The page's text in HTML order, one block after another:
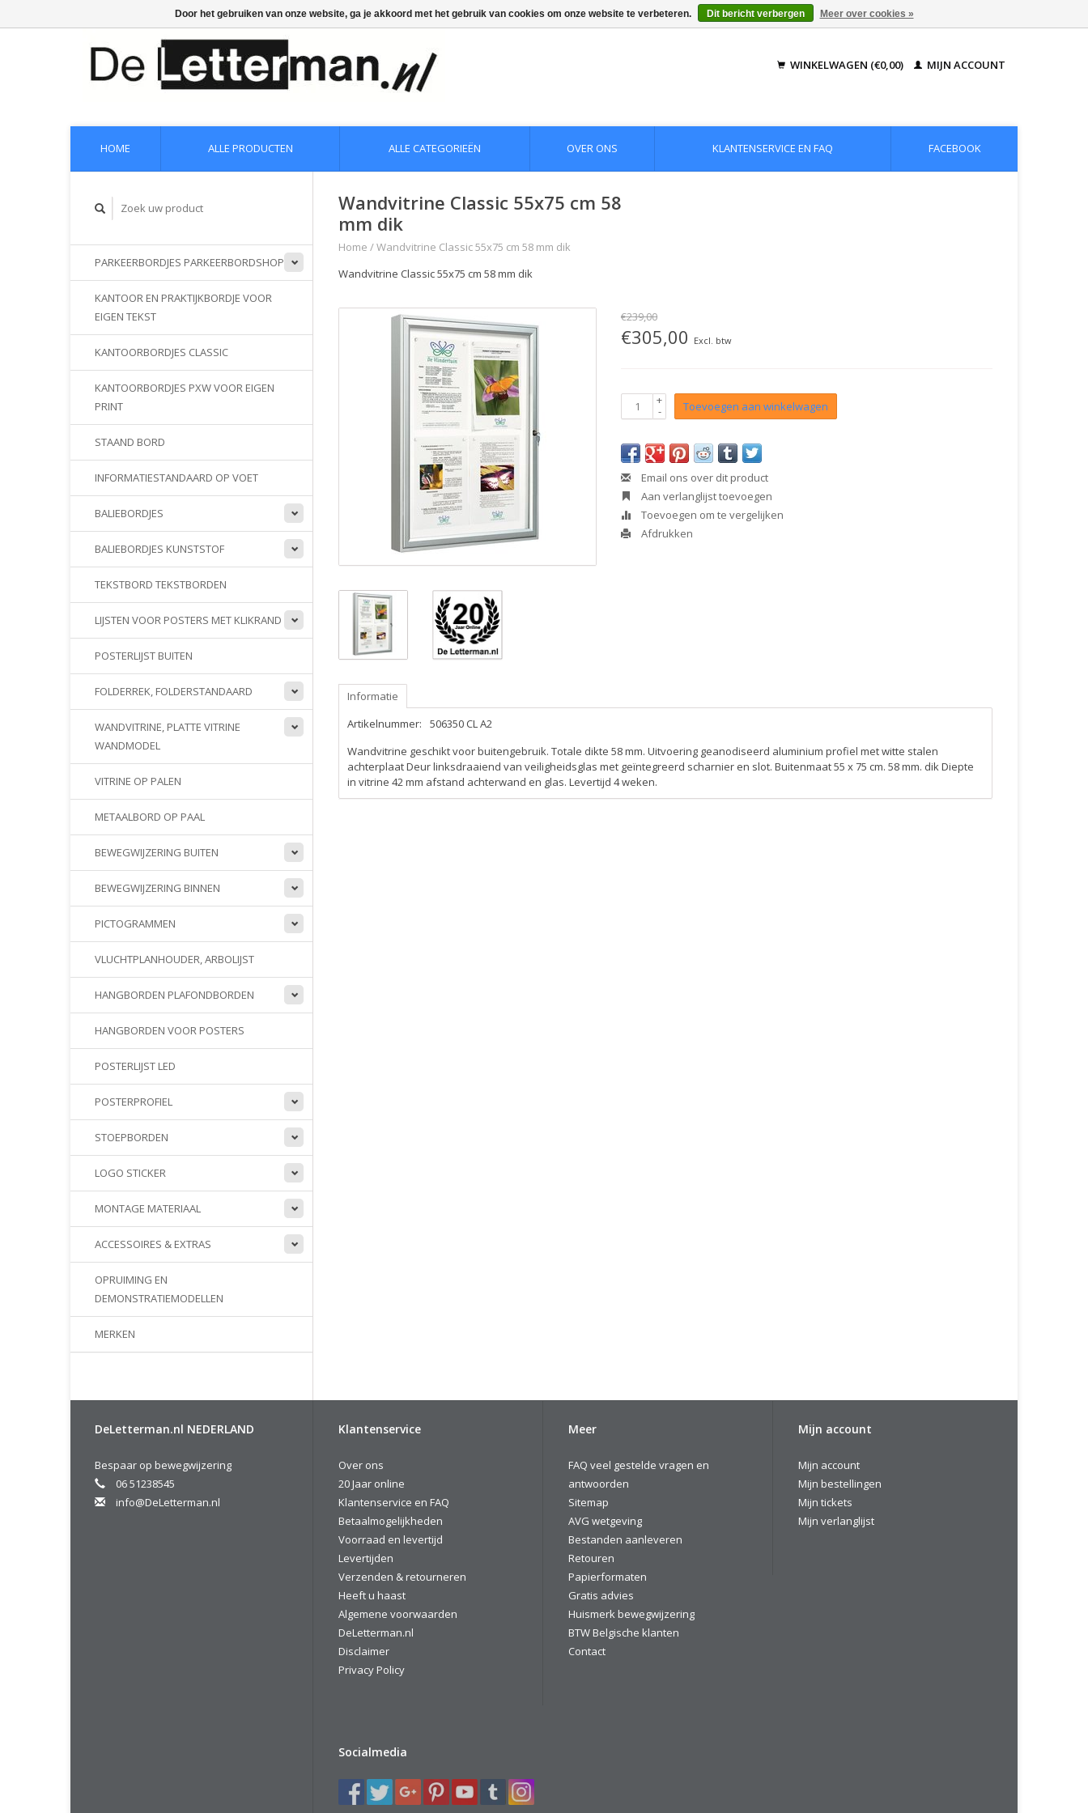
WINKELWAGEN (€0,00) MIJN ACCOUNT
HOME ALLE PRODUCTEN ALLE CATEGORIEËN OVER ONS KLANTENSERVICE EN FAQ FACEBOOK
PARKEERBORDJES PARKEERBORDSHOP
KANTOOR EN PRAKTIJKBORDJE VOOR
EIGEN TEKST
KANTOORBORDJES CLASSIC
KANTOORBORDJES PXW VOOR EIGEN
PRINT
STAAND BORD
INFORMATIESTANDAARD OP VOET
BALIEBORDJES
BALIEBORDJES KUNSTSTOF
TEKSTBORD TEKSTBORDEN
LIJSTEN VOOR POSTERS MET KLIKRAND
POSTERLIJST BUITEN
FOLDERREK, FOLDERSTANDAARD
WANDVITRINE, PLATTE VITRINE
WANDMODEL
VITRINE OP PALEN
METAALBORD OP PAAL
BEWEGWIJZERING BUITEN
BEWEGWIJZERING BINNEN
PICTOGRAMMEN
VLUCHTPLANHOUDER, ARBOLIJST
HANGBORDEN PLAFONDBORDEN
HANGBORDEN VOOR POSTERS
POSTERLIJST LED
POSTERPROFIEL
STOEPBORDEN
LOGO STICKER
MONTAGE MATERIAAL
ACCESSOIRES & EXTRAS
OPRUIMING EN
DEMONSTRATIEMODELLEN
MERKEN
Wandvitrine Classic 55x75 cm 58
mm dik
Home /Wandvitrine Classic 55x75 cm 58 mm dik
Wandvitrine Classic 55x75 cm 58 mm dik
€239,00
€305,00 Excl. btw
+
- Toevoegen aan winkelwagen
Email ons over dit product
Aan verlanglijst toevoegen
Toevoegen om te vergelijken
Afdrukken
Informatie
Artikelnummer:
506350 CL A2
Wandvitrine geschikt voor buitengebruik. Totale dikte 58 mm. Uitvoering geanodiseerd aluminium profiel met witte stalen
achterplaat Deur linksdraaiend van veiligheidsglas met geïntegreerd scharnier en slot. Buitenmaat 55 x 75 cm. 58 mm. dik Diepte
in vitrine 42 mm afstand achterwand en glas. Levertijd 4 weken.
DeLetterman.nl NEDERLAND
Bespaar op bewegwijzering
06 51238545
info@DeLetterman.nl
Klantenservice
Over ons
20 Jaar online
Klantenservice en FAQ
Betaalmogelijkheden
Voorraad en levertijd
Levertijden
Verzenden & retourneren
Heeft u haast
Algemene voorwaarden
DeLetterman.nl
Disclaimer
Privacy Policy
Meer
FAQ veel gestelde vragen en
antwoorden
Sitemap
AVG wetgeving
Bestanden aanleveren
Retouren
Papierformaten
Gratis advies
Huismerk bewegwijzering
BTW Belgische klanten
Contact
Mijn account
Mijn account
Mijn bestellingen
Mijn tickets
Mijn verlanglijst
Socialmedia
Door het gebruiken van onze website, ga je akkoord met het gebruik van cookies om onze website te verbeteren. Dit bericht verbergen Meer over cookies »